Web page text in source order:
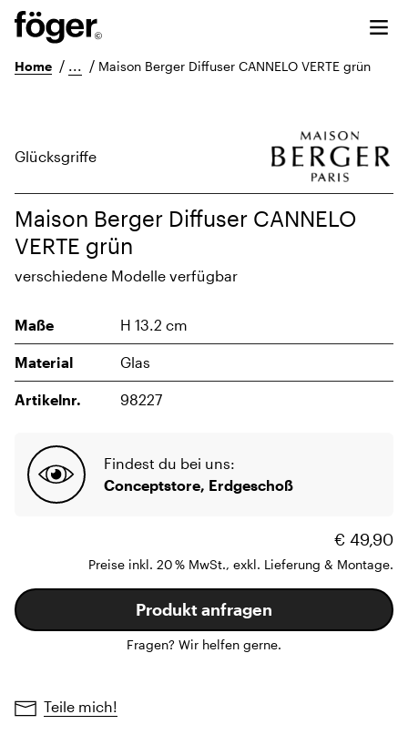
Home / ... / Maison Berger Diffuser CANNELO VERTE grün
Glücksgriffe
Maison Berger Diffuser CANNELO
VERTE grün
verschiedene Modelle verfügbar
Maße H 13.2 cm
Material Glas
Artikelnr. 98227
Findest du bei uns:
Conceptstore, Erdgeschoß
€ 49,90
Preise inkl. 20 % MwSt., exkl. Lieferung & Montage.
Produkt anfragen
Fragen? Wir helfen gerne.
Teile mich!